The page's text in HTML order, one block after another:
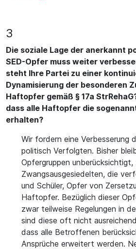
3
Die soziale Lage der anerkannt
SED-Opfer muss weiter
steht Ihre Partei zu einer
Dynamisierung der besonderen
Haftopfer gemäß § 17a
dass alle Haftopfer die
erhalten?
Wir fordern eine Verbesserung
politisch Verfolgten. Bisher
Opfergruppen unberücksichtigt,
Zwangsausgesiedelten, die
und Schüler, Opfer von
Haftopfer. Bezüglich dieser
zwar teilweise Regelungen in
sind diese oft nicht
dass alle Betroffenen
Ansprüche erweitert werden.